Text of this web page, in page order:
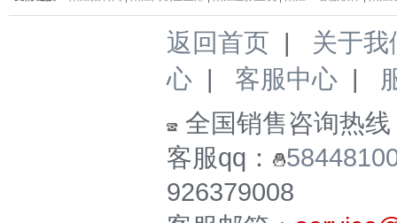
返回首页 | 关于我
心 | 客服中心 |
全国销售咨询热线
客服qq：
926379008